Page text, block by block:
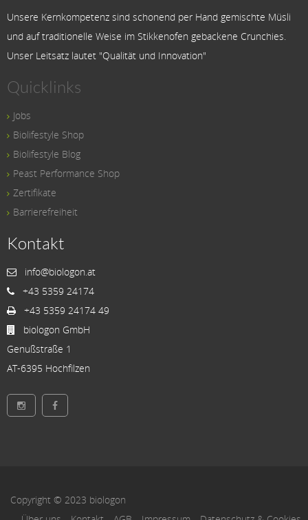
Unsere Kernkompetenz sind schonend per Hand gemischte Müsli
und auf traditionelle Weise im Stikkenofen gebackene Crunchies.
Unser Leitsatz lautet "Qualität und Innovation"
Quicklinks
Jobs
Biolifestyle Shop
Biolifestyle Blog
Peast Performance Shop
Zertifikate
Barrierefreiheit
Kontakt
info@biologon.at
+43 5359 24174
+43 5359 24174 49
biologon GmbH
Genußstraße 1
AT-6395 Hochfilzen
Copyright © 2023 biologon